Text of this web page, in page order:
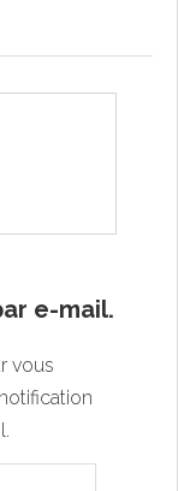
e-mail.
vous